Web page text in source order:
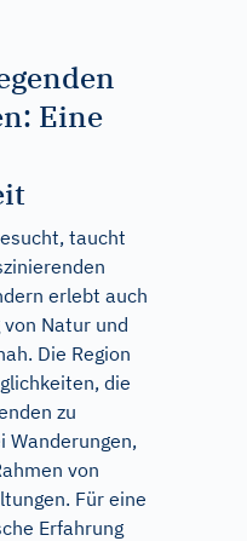
Eine
taucht
erlebt auch
Natur und
Die Region
die
zu
Wanderungen,
von
Für eine
Erfahrung